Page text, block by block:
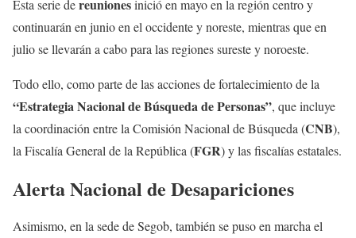
Esta serie dereunionesinició en mayo en la región centro y
continuarán en junio en el occidente y noreste, mientras que en
julio se llevarán a cabo para las regiones sureste y noroeste.
Todo ello, como parte de las acciones de fortalecimiento de la
“Estrategia Nacional de Búsqueda de Personas”, que incluye
la coordinación entre la Comisión Nacional de Búsqueda (CNB),
la Fiscalía General de la República (FGR) y las fiscalías estatales.
Alerta Nacional de Desapariciones
Asimismo, en la sede de Segob, también se puso en marcha el